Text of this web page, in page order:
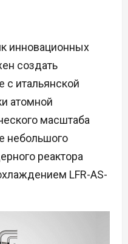
инновационных
создать
с итальянской
атомной
масштаба
небольшого
реактора
LFR-AS-